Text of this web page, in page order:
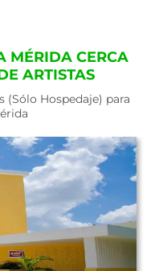
MÉRIDA CERCA
ARTISTAS
(Sólo Hospedaje) para